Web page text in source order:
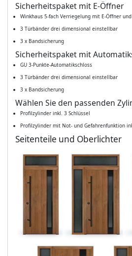
Sicherheitspaket mit E-Öffner
Winkhaus 5-fach Verriegelung mit E-Öffner
3 Türbänder drei dimensional einstellbar
3 x Bandsicherung
Sicherheitspaket mit
GU 3-Punkte-Automatikschloss
3 Türbänder drei dimensional einstellbar
3 x Bandsicherung
Wählen Sie den passenden
Profilzylinder inkl. 3 Schlüssel
Profilzylinder mit Not- und Gefahrenfunktion
Seitenteile und Oberlichter